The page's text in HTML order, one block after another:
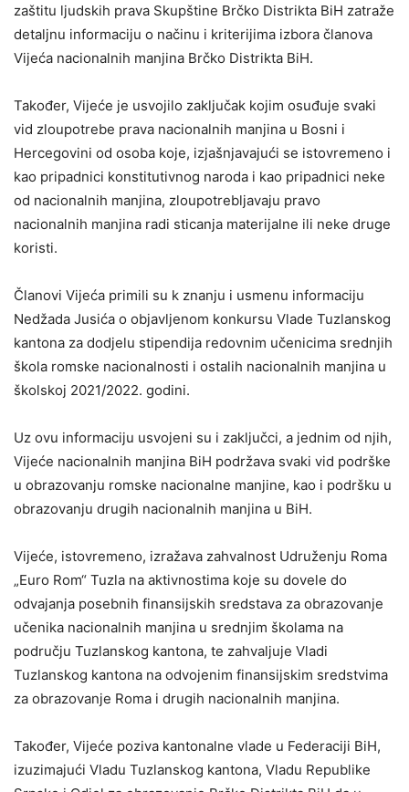
zaštitu ljudskih prava Skupštine Brčko Distrikta BiH zatraže
detaljnu informaciju o načinu i kriterijima izbora članova
Vijeća nacionalnih manjina Brčko Distrikta BiH.
Također, Vijeće je usvojilo zaključak kojim osuđuje svaki
vid zloupotrebe prava nacionalnih manjina u Bosni i
Hercegovini od osoba koje, izjašnjavajući se istovremeno i
kao pripadnici konstitutivnog naroda i kao pripadnici neke
od nacionalnih manjina, zloupotrebljavaju pravo
nacionalnih manjina radi sticanja materijalne ili neke druge
koristi.
Članovi Vijeća primili su k znanju i usmenu informaciju
Nedžada Jusića o objavljenom konkursu Vlade Tuzlanskog
kantona za dodjelu stipendija redovnim učenicima srednjih
škola romske nacionalnosti i ostalih nacionalnih manjina u
školskoj 2021/2022. godini.
Uz ovu informaciju usvojeni su i zaključci, a jednim od njih,
Vijeće nacionalnih manjina BiH podržava svaki vid podrške
u obrazovanju romske nacionalne manjine, kao i podršku u
obrazovanju drugih nacionalnih manjina u BiH.
Vijeće, istovremeno, izražava zahvalnost Udruženju Roma
„Euro Rom“ Tuzla na aktivnostima koje su dovele do
odvajanja posebnih finansijskih sredstava za obrazovanje
učenika nacionalnih manjina u srednjim školama na
području Tuzlanskog kantona, te zahvaljuje Vladi
Tuzlanskog kantona na odvojenim finansijskim sredstvima
za obrazovanje Roma i drugih nacionalnih manjina.
Također, Vijeće poziva kantonalne vlade u Federaciji BiH,
izuzimajući Vladu Tuzlanskog kantona, Vladu Republike